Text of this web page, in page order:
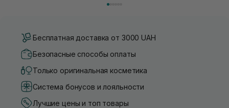
Бесплатная доставка от 3000 UAH
Безопасные способы оплаты
Только оригинальная косметика
Система бонусов и лояльности
Лучшие цены и топ товары